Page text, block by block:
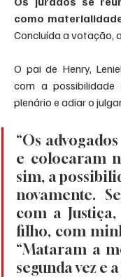
como
Concluída a votação,
O pai de Henry,
com a
plenário e adiar o
“Os
e colocaram
sim, a
novamente.
com a
filho, com
“Mataram a
segunda vez e